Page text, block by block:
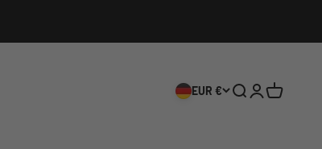
EUR € SucheAnmelden